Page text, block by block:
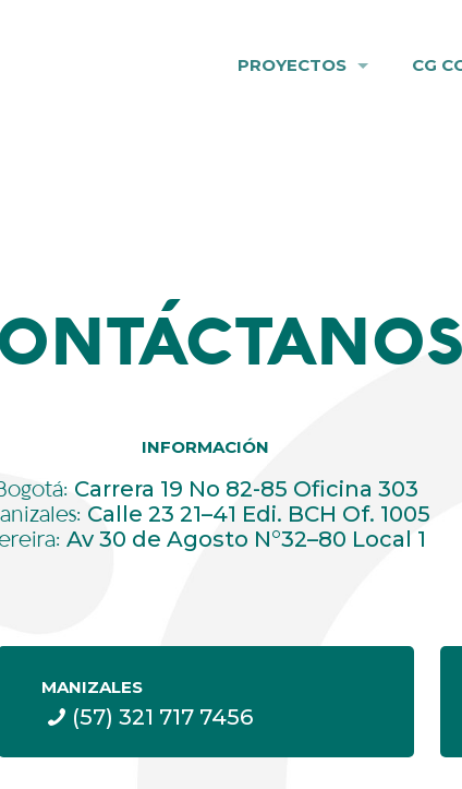
PROYECTOS CG
INFORMACIÓN
Carrera 19 No 82-85 Oficina 303
Calle 23 21–41 Edi. BCH Of. 1005
Av 30 de Agosto N°32–80 Local 1
MANIZALES
(57) 321 717 7456